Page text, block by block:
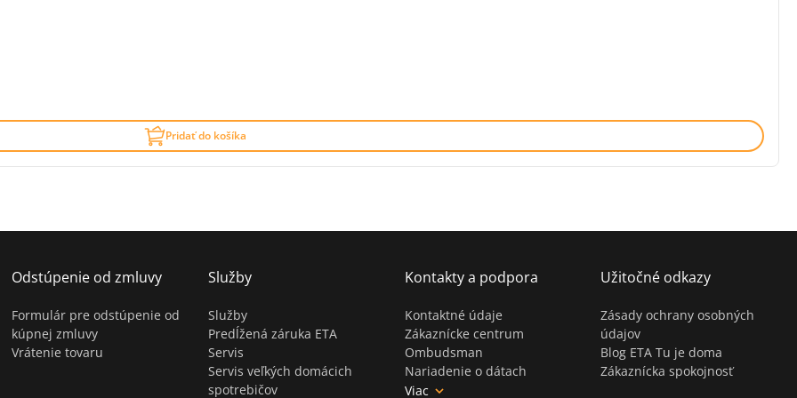
Pridať do košíka
Odstúpenie od zmluvy
Formulár pre odstúpenie od
kúpnej zmluvy
Vrátenie tovaru
Služby
Služby
Predĺžená záruka ETA
Servis
Servis veľkých domácich
spotrebičov
Kontakty a podpora
Kontaktné údaje
Zákaznícke centrum
Ombudsman
Nariadenie o dátach
Viac
Užitočné odkazy
Zásady ochrany osobných
údajov
Blog ETA Tu je doma
Zákaznícka spokojnosť